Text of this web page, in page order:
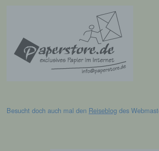
Besucht doch auch mal den Reiseblog des
automatisiertes System eine Reihe von
allgemeinen Daten und Informationen.
allgemeinen Daten und Informationen
den Logfiles des Servers gespeichert.
werden können die (1) verwendeten
und Versionen, (2) das vom
verwendete Betriebssystem, (3) die
von welcher ein zugreifendes System
werden, (5) das Datum und die Uhrzeit